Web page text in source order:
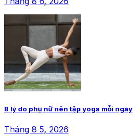
8 lý do phụ nữ nên tập yoga mỗi ngày
Tháng 8 5, 2026